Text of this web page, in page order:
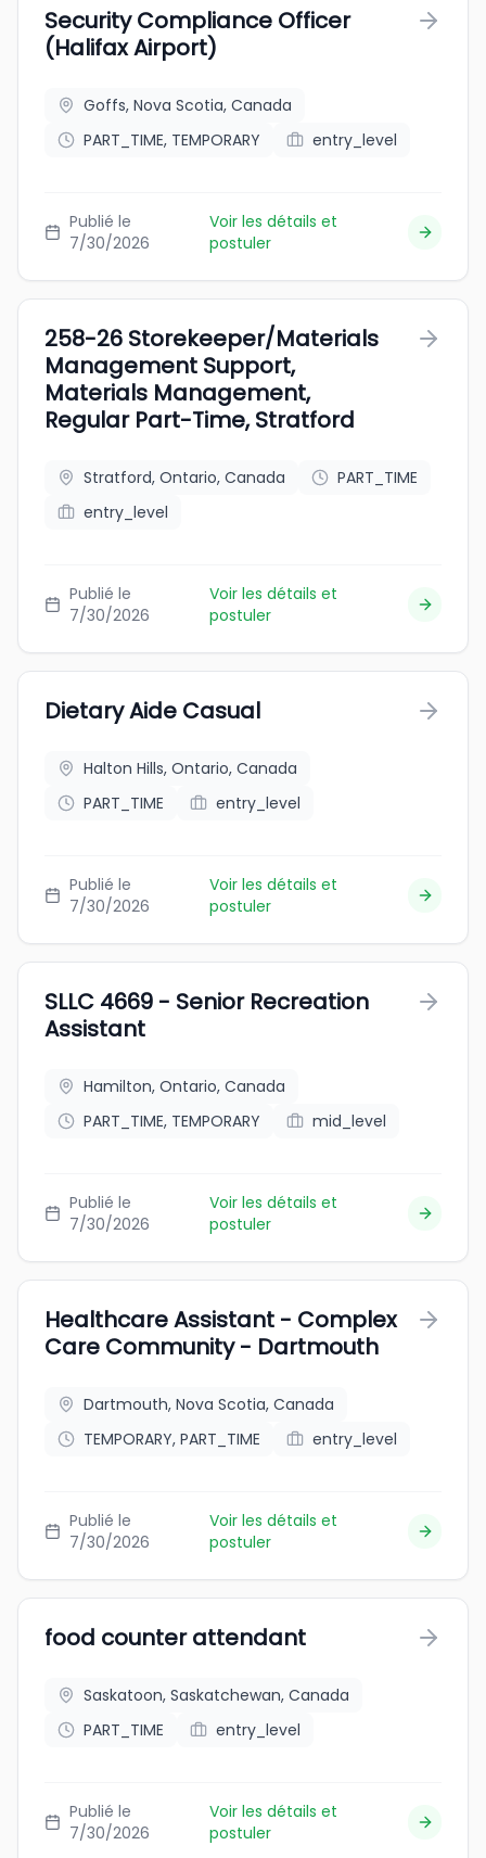
Security Compliance Officer
(Halifax Airport)
Goffs, Nova Scotia, Canada
PART_TIME, TEMPORARY
entry_level
Publié le
7/30/2026
Voir les détails et
postuler
258-26 Storekeeper/Materials
Management Support,
Materials Management,
Regular Part-Time, Stratford
Stratford, Ontario, Canada
PART_TIME
entry_level
Publié le
7/30/2026
Voir les détails et
postuler
Dietary Aide Casual
Halton Hills, Ontario, Canada
PART_TIME
entry_level
Publié le
7/30/2026
Voir les détails et
postuler
SLLC 4669 - Senior Recreation
Assistant
Hamilton, Ontario, Canada
PART_TIME, TEMPORARY
mid_level
Publié le
7/30/2026
Voir les détails et
postuler
Healthcare Assistant - Complex
Care Community - Dartmouth
Dartmouth, Nova Scotia, Canada
TEMPORARY, PART_TIME
entry_level
Publié le
7/30/2026
Voir les détails et
postuler
food counter attendant
Saskatoon, Saskatchewan, Canada
PART_TIME
entry_level
Publié le
7/30/2026
Voir les détails et
postuler